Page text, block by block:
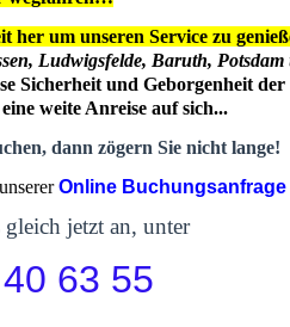
um unseren Service zu
Ludwigsfelde, Baruth, Potsdam
Sicherheit und Geborgenheit der
weite Anreise auf sich...
dann zögern Sie nicht lange!
Online Buchungsanfrage
jetzt an, unter
63 55